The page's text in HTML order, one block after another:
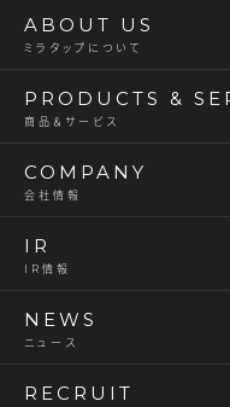
ABOUT US
ミラタップについて
PRODUCTS &
商品＆サービス
COMPANY
会社情報
IR
IR情報
NEWS
ニュース
RECRUIT